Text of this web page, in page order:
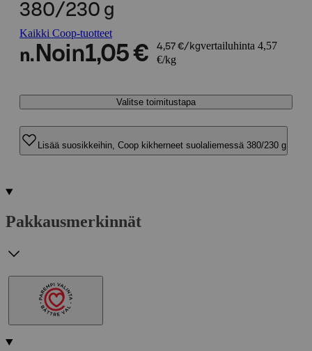
380/230 g
Kaikki Coop-tuotteet
n. Noin1,05 € 4,57 €/kgvertailuhinta 4,57
€/kg
Valitse toimitustapa
Lisää suosikkeihin, Coop kikherneet suolaliemessä 380/230 g
Pakkausmerkinnät